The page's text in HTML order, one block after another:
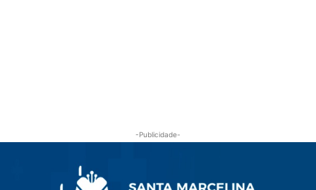
-Publicidade-